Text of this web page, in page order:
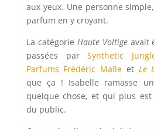
aux yeux. Une personne
parfum en y croyant.
La catégorie Haute Voltigeavait
passées parSynthetic
Parfums Frédéric Malle et Le
que ça ! Isabelle ramasse
quelque chose, et qui plus
du public.